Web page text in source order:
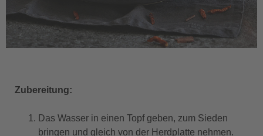
Zubereitung:
Das Wasser in einen Topf geben, zum Sieden
bringen und gleich von der Herdplatte nehmen.